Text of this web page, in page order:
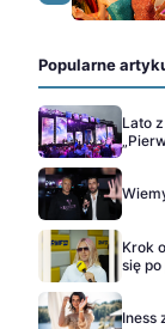
Popularne
Lato
Krok
się
Iness